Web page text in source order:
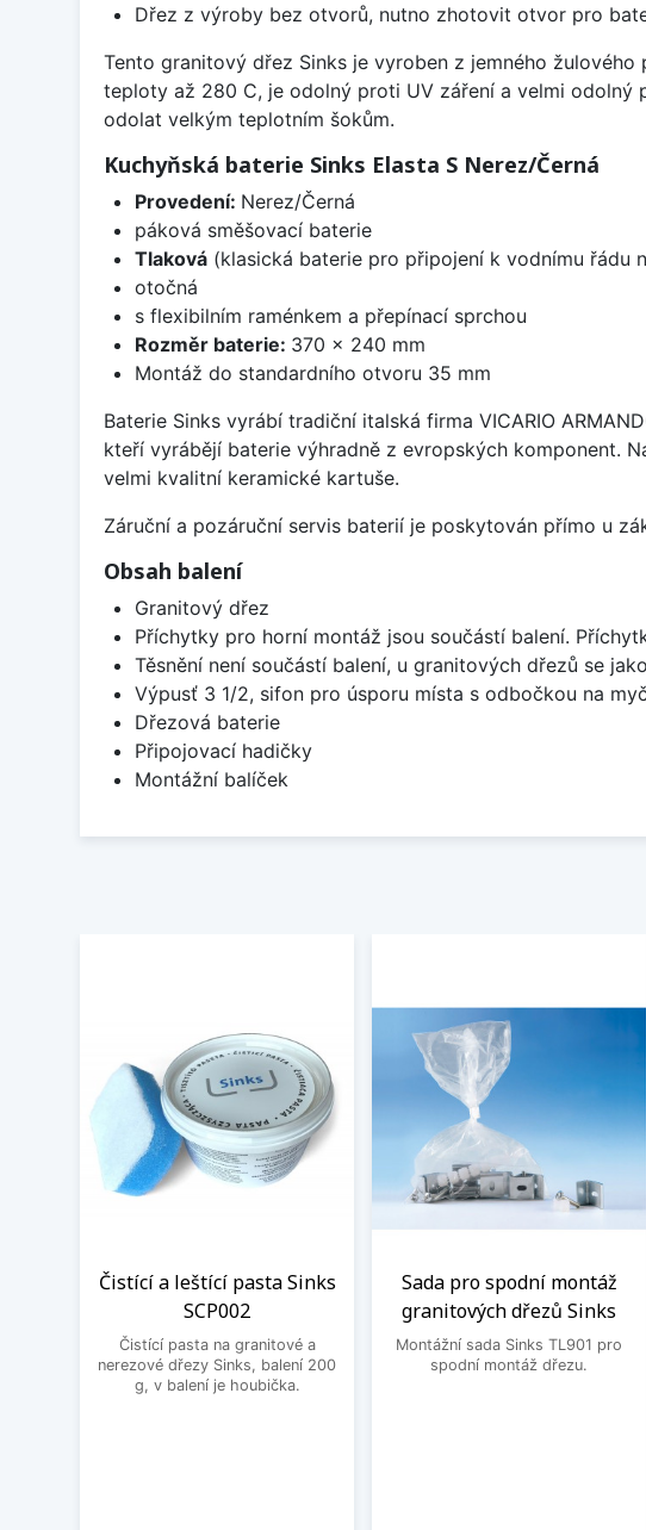
Dřez z výroby bez otvorů, nutno zhotovit otvor pro
Tento granitový dřez Sinks je vyroben z jemného
teploty až 280 C, je odolný proti UV záření a velmi
odolat velkým teplotním šokům.
Kuchyňská baterie Sinks Elasta S Nerez/Černá
Provedení: Nerez/Černá
páková směšovací baterie
Tlaková(klasická baterie pro připojení k vodnímu řádu
otočná
s flexibilním raménkem a přepínací sprchou
Rozměr baterie: 370 x 240 mm
Montáž do standardního otvoru 35 mm
Baterie Sinks vyrábí tradiční italská firma VICARIO
kteří vyrábějí baterie výhradně z evropských komponent.
velmi kvalitní keramické kartuše.
Záruční a pozáruční servis baterií je poskytován přímo u
Obsah balení
Granitový dřez
Příchytky pro horní montáž jsou součástí balení.
Těsnění není součástí balení, u granitových dřezů se
Výpusť 3 1/2, sifon pro úsporu místa s odbočkou na
Dřezová baterie
Připojovací hadičky
Montážní balíček
Čistící a leštící pasta Sinks
SCP002
Čistící pasta na granitové a
nerezové dřezy Sinks, balení 200
g, v balení je houbička.
Sada pro spodní montáž
granitových dřezů Sinks
Montážní sada Sinks TL901 pro
spodní montáž dřezu.